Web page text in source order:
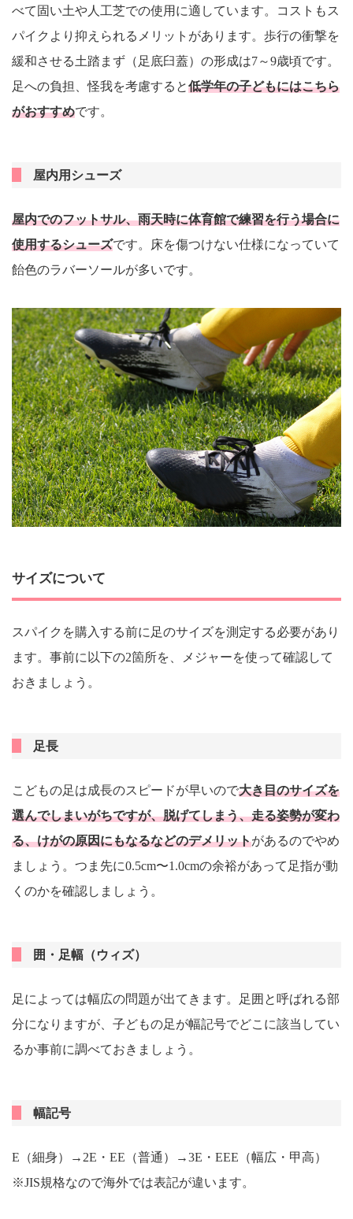
べて固い土や人工芝での使用に適しています。コストもス
パイクより抑えられるメリットがあります。歩行の衝撃を
緩和させる土踏まず（足底臼蓋）の形成は7～9歳頃です。
足への負担、怪我を考慮すると低学年の子どもにはこちら
がおすすめです。
屋内用シューズ
屋内でのフットサル、雨天時に体育館で練習を行う場合に
使用するシューズです。床を傷つけない仕様になっていて
飴色のラバーソールが多いです。
サイズについて
スパイクを購入する前に足のサイズを測定する必要があり
ます。事前に以下の2箇所を、メジャーを使って確認して
おきましょう。
足長
こどもの足は成長のスピードが早いので大き目のサイズを
選んでしまいがちですが、脱げてしまう、走る姿勢が変わ
る、けがの原因にもなるなどのデメリットがあるのでやめ
ましょう。つま先に0.5cm〜1.0cmの余裕があって足指が動
くのかを確認しましょう。
囲・足幅（ウィズ）
足によっては幅広の問題が出てきます。足囲と呼ばれる部
分になりますが、子どもの足が幅記号でどこに該当してい
るか事前に調べておきましょう。
幅記号
E（細身）→2E・EE（普通）→3E・EEE（幅広・甲高）
※JIS規格なので海外では表記が違います。